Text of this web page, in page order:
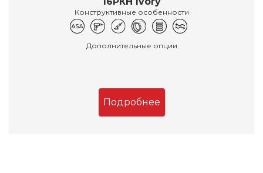
Конструктивные особенности
Дополнительные опции
Подробнее